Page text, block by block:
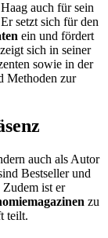
auch für sein
setzt sich für den
ein und fördert
sich in seiner
sowie in der
Methoden zur
auch als Autor
Bestseller und
ist er
zu
teilt.